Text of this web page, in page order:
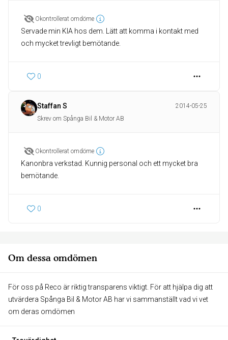
Om dessa omdömen
För oss på Reco är riktig transparens viktigt. För att hjälpa dig att
utvärdera Spånga Bil & Motor AB har vi sammanställt vad vi vet
om deras omdömen
Okontrollerat omdöme
Servade min KIA hos dem. Lätt att komma i kontakt med
och mycket trevligt bemötande.
0
Staffan S
2014-05-25
Skrev om Spånga Bil & Motor AB
Okontrollerat omdöme
Kanonbra verkstad. Kunnig personal och ett mycket bra
bemötande.
0